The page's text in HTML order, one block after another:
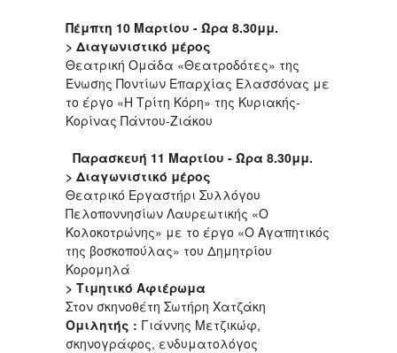
Πέμπτη 10 Μαρτίου - Ώρα 8.30μμ.
> Διαγωνιστικό μέρος
Θεατρική Ομάδα «Θεατροδότες» της
Ένωσης Ποντίων Επαρχίας Ελασσόνας με
το έργο «Η Τρίτη Κόρη» της Κυριακής-
Κορίνας Πάντου-Ζιάκου
Παρασκευή 11 Μαρτίου - Ώρα 8.30μμ.
> Διαγωνιστικό μέρος
Θεατρικό Εργαστήρι Συλλόγου
Πελοποννησίων Λαυρεωτικής «Ο
Κολοκοτρώνης» με το έργο «Ο Αγαπητικός
της βοσκοπούλας» του Δημητρίου
Κορομηλά
> Τιμητικό Αφιέρωμα
Στον σκηνοθέτη Σωτήρη Χατζάκη
Ομιλητής : Γιάννης Μετζικώφ,
σκηνογράφος, ενδυματολόγος